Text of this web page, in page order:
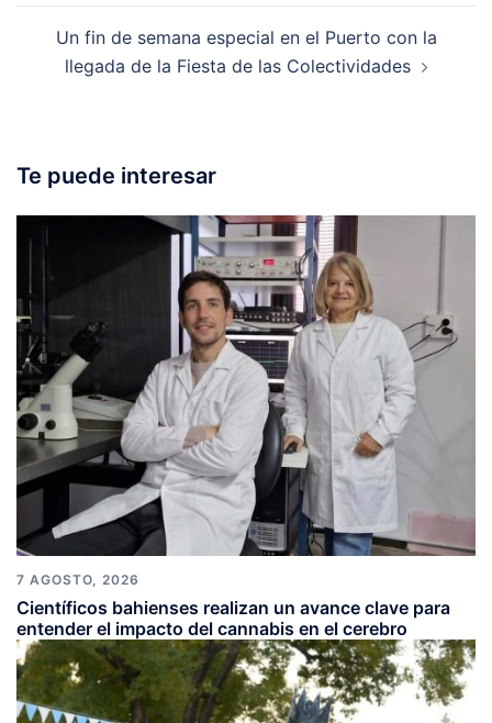
Un fin de semana especial en el Puerto con la
llegada de la Fiesta de las Colectividades
Te puede interesar
7 AGOSTO, 2026
Científicos bahienses realizan un avance clave para
entender el impacto del cannabis en el cerebro